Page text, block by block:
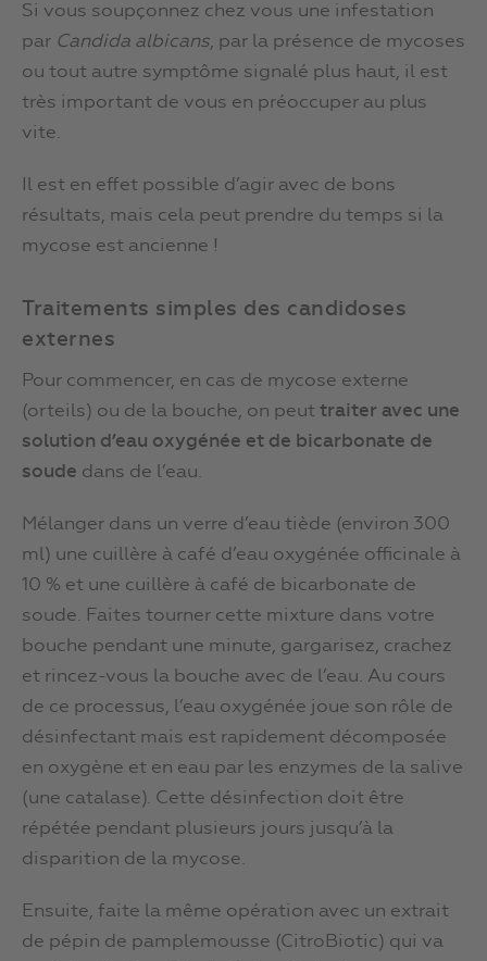
Si vous soupçonnez chez vous une infestation
par Candida albicans, par la présence de mycoses
ou tout autre symptôme signalé plus haut, il est
très important de vous en préoccuper au plus
vite.
Il est en effet possible d’agir avec de bons
résultats, mais cela peut prendre du temps si la
mycose est ancienne !
Traitements simples des candidoses
externes
Pour commencer, en cas de mycose externe
(orteils) ou de la bouche, on peut traiter avec une
solution d’eau oxygénée et de bicarbonate de
soude dans de l’eau.
Mélanger dans un verre d’eau tiède (environ 300
ml) une cuillère à café d’eau oxygénée officinale à
10 % et une cuillère à café de bicarbonate de
soude. Faites tourner cette mixture dans votre
bouche pendant une minute, gargarisez, crachez
et rincez-vous la bouche avec de l’eau. Au cours
de ce processus, l’eau oxygénée joue son rôle de
désinfectant mais est rapidement décomposée
en oxygène et en eau par les enzymes de la salive
(une catalase). Cette désinfection doit être
répétée pendant plusieurs jours jusqu’à la
disparition de la mycose.
Ensuite, faite la même opération avec un extrait
de pépin de pamplemousse (CitroBiotic) qui va